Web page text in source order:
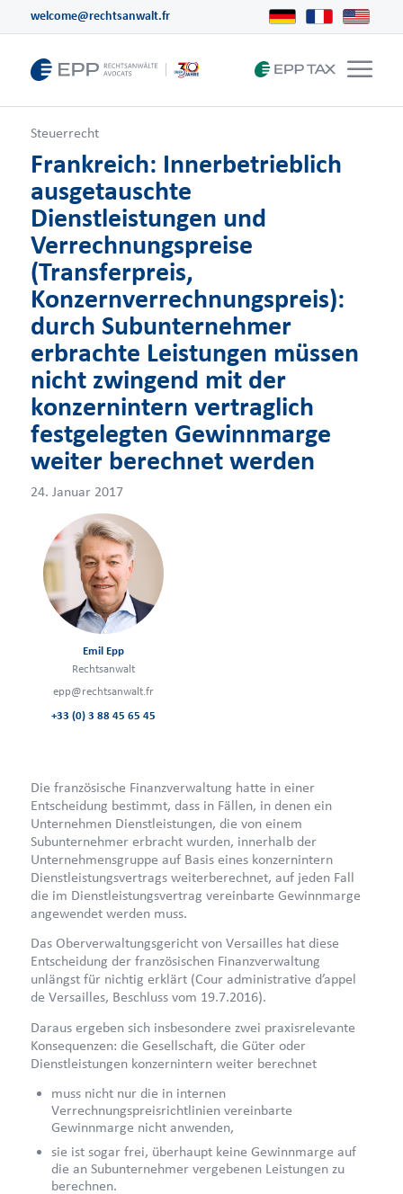
welcome@rechtsanwalt.fr
Steuerrecht
Frankreich: Innerbetrieblich
ausgetauschte
Dienstleistungen und
Verrechnungspreise
(Transferpreis,
Konzernverrechnungspreis):
durch Subunternehmer
erbrachte Leistungen müssen
nicht zwingend mit der
konzernintern vertraglich
festgelegten Gewinnmarge
weiter berechnet werden
Emil Epp
Rechtsanwalt
epp@rechtsanwalt.fr
+33 (0) 3 88 45 65 45
Die französische Finanzverwaltung hatte in einer
Entscheidung bestimmt, dass in Fällen, in denen ein
Unternehmen Dienstleistungen, die von einem
Subunternehmer erbracht wurden, innerhalb der
Unternehmensgruppe auf Basis eines konzernintern
Dienstleistungsvertrags weiterberechnet, auf jeden Fall
die im Dienstleistungsvertrag vereinbarte Gewinnmarge
angewendet werden muss.
Das Oberverwaltungsgericht von Versailles hat diese
Entscheidung der französischen Finanzverwaltung
unlängst für nichtig erklärt (Cour administrative d’appel
de Versailles, Beschluss vom 19.7.2016).
Daraus ergeben sich insbesondere zwei praxisrelevante
Konsequenzen: die Gesellschaft, die Güter oder
Dienstleistungen konzernintern weiter berechnet
muss nicht nur die in internen
Verrechnungspreisrichtlinien vereinbarte
Gewinnmarge nicht anwenden,
sie ist sogar frei, überhaupt keine Gewinnmarge auf
die an Subunternehmer vergebenen Leistungen zu
berechnen.
24. Januar 2017